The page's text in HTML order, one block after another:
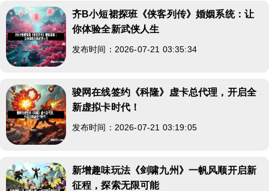
齐B小短裙探班《侠客列传》婚姻系统：让
你体验全新武侠人生
发布时间：2026-07-21 03:35:34
骏网在线签约《科隆》虚卡总代理，开启全
新虚拟卡时代！
发布时间：2026-07-21 03:19:05
新增趣味玩法《剑啸九州》一帆风顺开启新
征程，探索无限可能